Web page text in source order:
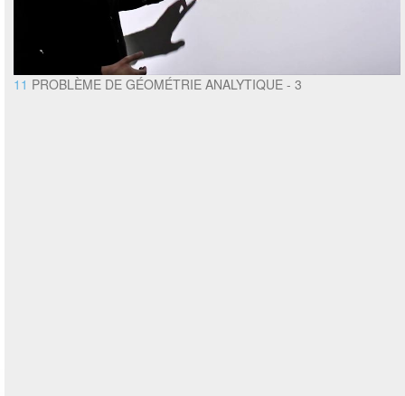
11 PROBLÈME DE GÉOMÉTRIE ANALYTIQUE - 3